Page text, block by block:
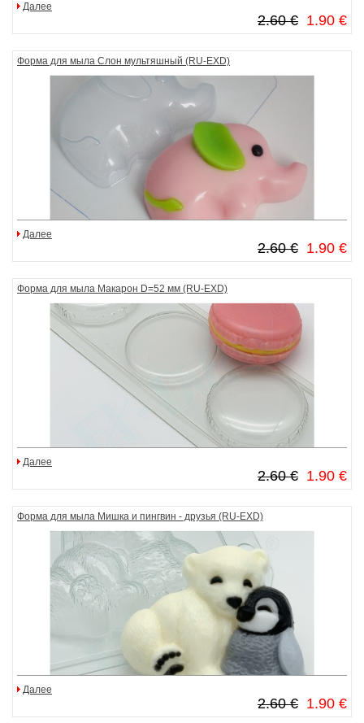
Далее
1.90 €
2.60 €
Форма для мыла Слон мультяшный (RU-EXD)
Далее
1.90 €
2.60 €
Форма для мыла Макарон D=52 мм (RU-EXD)
Далее
1.90 €
2.60 €
Форма для мыла Мишка и пингвин - друзья (RU-EXD)
Далее
1.90 €
2.60 €